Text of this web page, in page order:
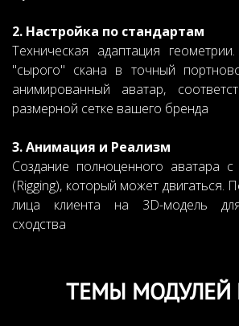
2. Настройка по стандартам
Техническая адаптация
"сырого" скана в точный
анимированный аватар,
размерной сетке вашего бренда
3. Анимация и Реализм
Создание полноценного аватара
(Rigging), который может двигаться.
лица клиента на 3D-модель
сходства
ТЕМЫ МОДУЛЕЙ